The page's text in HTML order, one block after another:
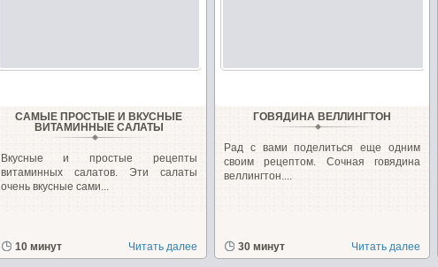
САМЫЕ ПРОСТЫЕ И ВКУСНЫЕ
ВИТАМИННЫЕ САЛАТЫ
Вкусные и простые рецепты
витаминных салатов. Эти салаты
очень вкусные сами...
10 минут Читать далее
ГОВЯДИНА ВЕЛЛИНГТОН
Рад с вами поделиться еще одним
своим рецептом. Сочная говядина
веллингтон....
30 минут Читать далее